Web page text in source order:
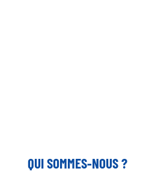
QUI SOMMES-NOUS ?